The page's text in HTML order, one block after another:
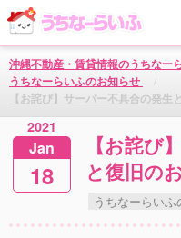
沖縄不動産・賃貸情報のうちなー
うちなーらいふのお知らせ
【お詫び】サーバー不具合の発生
2021
Jan
18
【お詫び
と復旧の
うちなーらい